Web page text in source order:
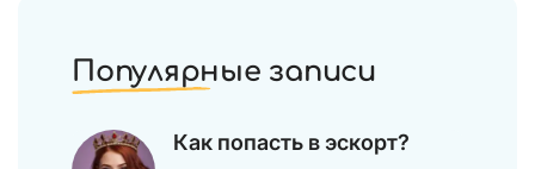
Популярные записи
Как попасть в эскорт?